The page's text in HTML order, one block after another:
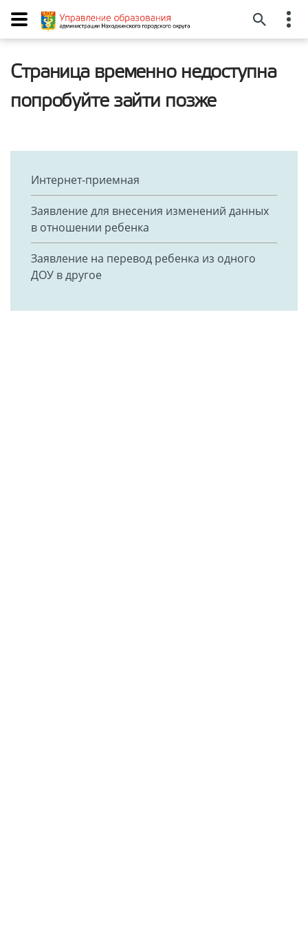
Страница временно недоступна
попробуйте зайти позже
Интернет-приемная
Заявление для внесения изменений данных
в отношении ребенка
Заявление на перевод ребенка из одного
ДОУ в другое